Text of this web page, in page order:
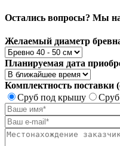
Остались вопросы? Мы
Желаемый диаметр
Планируемая дата
Комплектность поставки
Сруб под крышу